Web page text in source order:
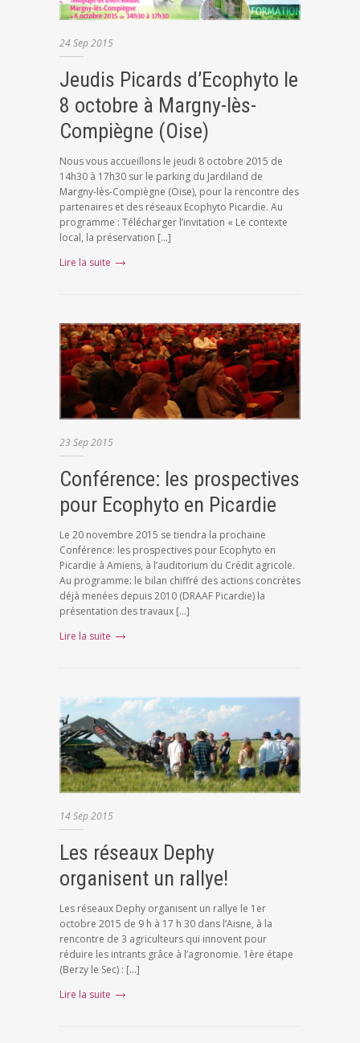
24Sep2015
Jeudis Picards d’Ecophyto le
8 octobre à Margny-lès-
Compiègne (Oise)
Nous vous accueillons le jeudi 8 octobre 2015 de
14h30 à 17h30 sur le parking du Jardiland de
Margny-lès-Compiègne (Oise), pour la rencontre des
partenaires et des réseaux Ecophyto Picardie. Au
programme : Télécharger l’invitation « Le contexte
local, la préservation […]
Lire la suite
23 Sep2015
Conférence: les prospectives
pour Ecophyto en Picardie
Le 20 novembre 2015 se tiendra la prochaine
Conférence: les prospectives pour Ecophyto en
Picardie à Amiens, à l’auditorium du Crédit agricole.
Au programme: le bilan chiffré des actions concrètes
déjà menées depuis 2010 (DRAAF Picardie) la
présentation des travaux […]
Lire la suite
14Sep2015
Les réseaux Dephy
organisent un rallye!
Les réseaux Dephy organisent un rallye le 1er
octobre 2015 de 9 h à 17 h 30 dans l’Aisne, à la
rencontre de 3 agriculteurs qui innovent pour
réduire les intrants grâce à l’agronomie. 1ère étape
(Berzy le Sec) : […]
Lire la suite